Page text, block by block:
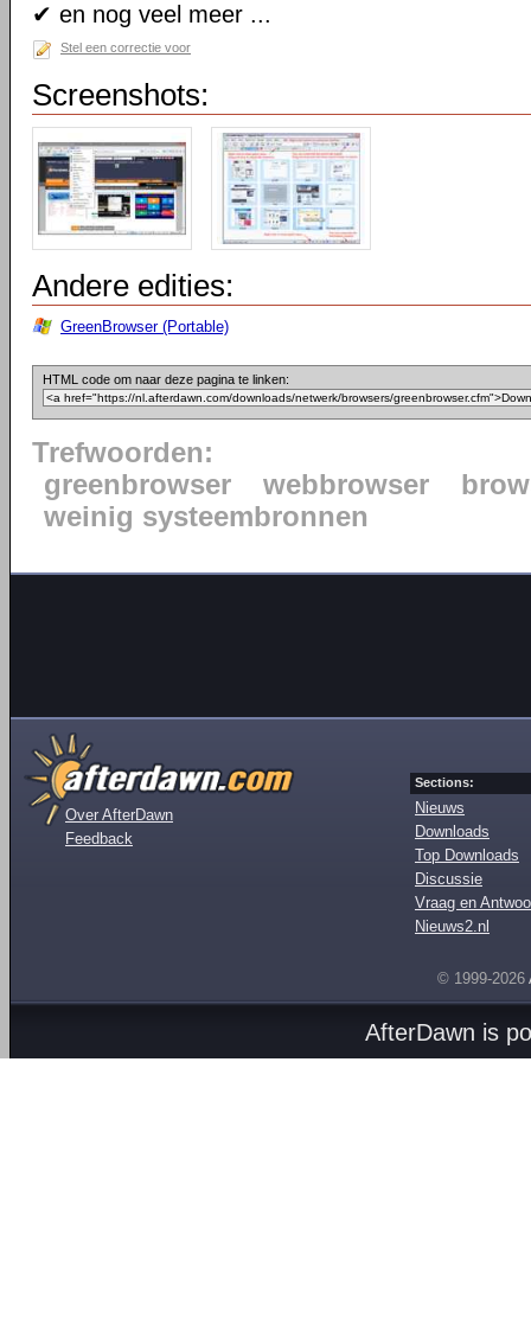
✔ en nog veel meer ...
Stel een correctie voor
Screenshots:
Andere edities:
GreenBrowser (Portable)
HTML code om naar deze pagina te linken:
Trefwoorden:
greenbrowser
webbrowser
weinig systeembronnen
Over AfterDawn
Feedback
Sections:
Nieuws
Downloads
Top Downloads
Discussie
Vraag en
Nieuws2.nl
© 1999-2026
AfterDawn is